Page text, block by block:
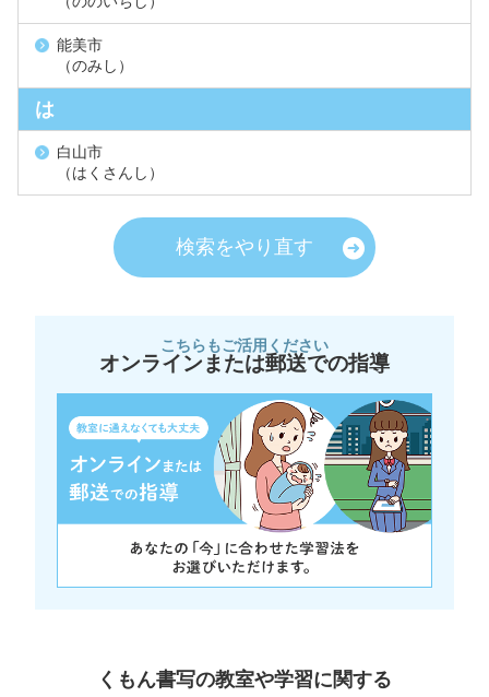
能美市
（のみし）
は
白山市
（はくさんし）
検索をやり直す
こちらもご活用ください
オンラインまたは郵送での指導
くもん書写の教室や学習に関する